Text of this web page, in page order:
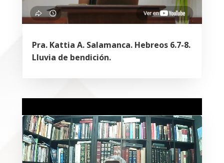
Pra. Kattia A. Salamanca. Hebreos 6.7-8.
Lluvia de bendición.